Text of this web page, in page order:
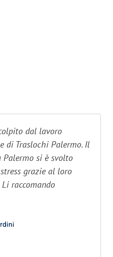
dal lavoro
di Traslochi Palermo. Il
si è svolto
grazie al loro
raccomando